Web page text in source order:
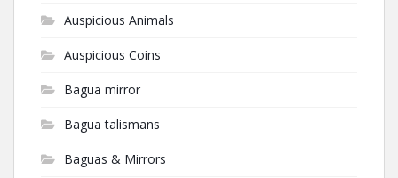
Auspicious Animals
Auspicious Coins
Bagua mirror
Bagua talismans
Baguas & Mirrors